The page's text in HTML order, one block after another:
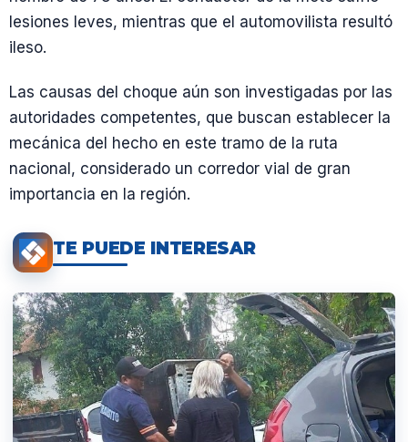
lesiones leves, mientras que el automovilista resultó
ileso.
Las causas del choque aún son investigadas por las
autoridades competentes, que buscan establecer la
mecánica del hecho en este tramo de la ruta
nacional, considerado un corredor vial de gran
importancia en la región.
TE PUEDE INTERESAR